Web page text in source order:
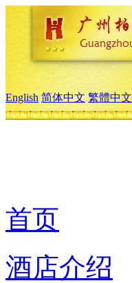
English 简体中文 繁體中文
首页
酒店介绍